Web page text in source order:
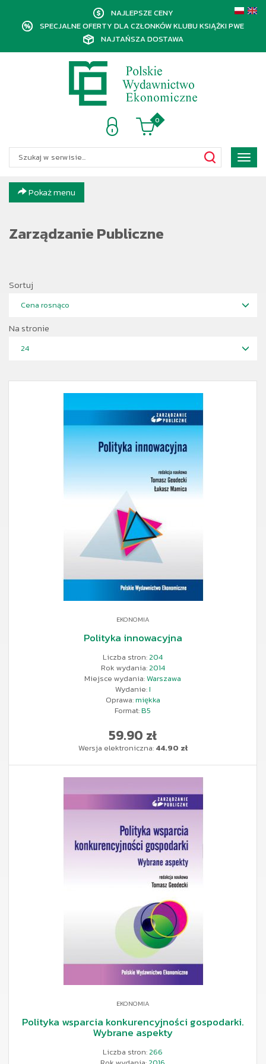
NAJLEPSZE CENY
SPECJALNE OFERTY DLA CZŁONKÓW KLUBU KSIĄŻKI PWE
NAJTAŃSZA DOSTAWA
0
Pokaż
menu
Pokaż menu
Zarządzanie Publiczne
Sortuj
Cena rosnąco
Na stronie
24
EKONOMIA
Polityka innowacyjna
Liczba stron:204
Rok wydania:2014
Miejsce wydania:Warszawa
Wydanie:I
Oprawa:miękka
Format:B5
59.90 zł
Wersja elektroniczna: 44.90 zł
EKONOMIA
Polityka wsparcia konkurencyjności gospodarki.
Wybrane aspekty
Liczba stron:266